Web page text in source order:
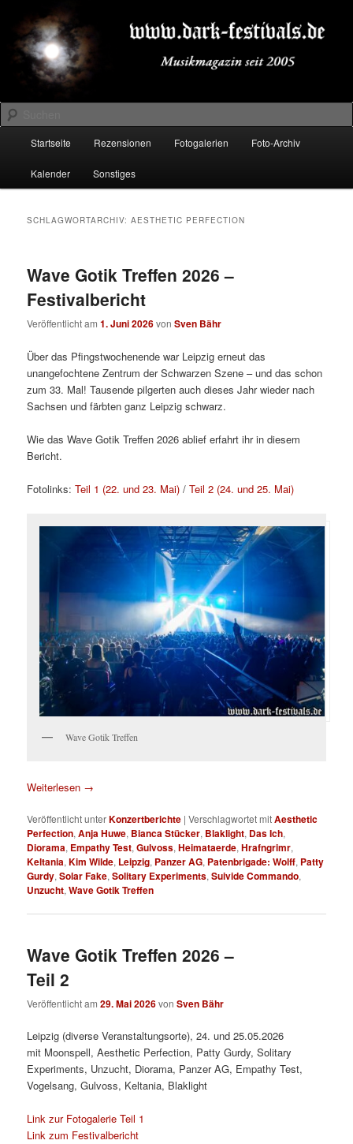
primären
Inhalt
springen
sekundären
Inhalt
springenDARK-FESTIVALS.DE
Suchen
Startseite Rezensionen Fotogalerien Foto-Archiv
Kalender Sonstiges
SCHLAGWORTARCHIV:AESTHETIC PERFECTION
Wave Gotik Treffen 2026 –
Festivalbericht
Veröffentlicht am1. Juni 2026vonSven Bähr
Über das Pfingstwochenende war Leipzig erneut das
unangefochtene Zentrum der Schwarzen Szene – und das schon
zum 33. Mal! Tausende pilgerten auch dieses Jahr wieder nach
Sachsen und färbten ganz Leipzig schwarz.
Wie das Wave Gotik Treffen 2026 ablief erfahrt ihr in diesem
Bericht.
Fotolinks:Teil 1 (22. und 23. Mai) /Teil 2 (24. und 25. Mai)
Wave Gotik Treffen
Weiterlesen →
Veröffentlicht unterKonzertberichte |Verschlagwortet mitAesthetic
Perfection,Anja Huwe, Bianca Stücker, Blaklight, Das Ich,
Diorama, Empathy Test,Gulvoss,Heimataerde,Hrafngrimr,
Keltania,Kim Wilde, Leipzig, Panzer AG, Patenbrigade: Wolff, Patty
Gurdy,Solar Fake,Solitary Experiments,Suivide Commando,
Unzucht,Wave Gotik Treffen
Wave Gotik Treffen 2026 –
Teil 2
Veröffentlicht am29. Mai 2026vonSven Bähr
Leipzig (diverse Veranstaltungsorte), 24. und 25.05.2026
mit Moonspell, Aesthetic Perfection, Patty Gurdy, Solitary
Experiments, Unzucht, Diorama, Panzer AG, Empathy Test,
Vogelsang, Gulvoss, Keltania, Blaklight
Link zur Fotogalerie Teil 1
Link zum Festivalbericht